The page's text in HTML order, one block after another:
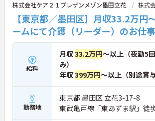
株式会社ケア２１プレザンメゾン墨田立花 株式
【東京都／墨田区】月収33.2万
ームにて介護（リーダー）のお仕
給料
月収33.2万円～以上（夜勤5
み）
年収399万円～以上（別途賞
勤務地
東京都 墨田区 立花3-17-8
東武亀戸線「東あずま駅」徒